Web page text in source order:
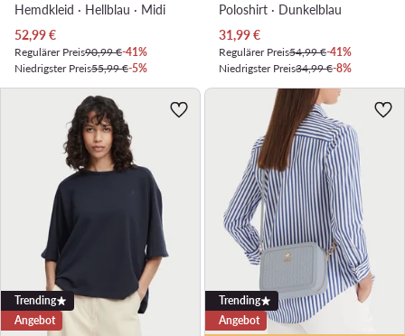
Hemdkleid · Hellblau · Midi
Aktueller Preis
52,99€
Regulärer Preis90,99 €-41%
Niedrigster Preis55,99 €-5%
Poloshirt · Dunkelblau
Aktueller Preis
31,99€
Regulärer Preis54,99 €-41%
Niedrigster Preis34,99 €-8%
Trending
Angebot
Trending
Angebot